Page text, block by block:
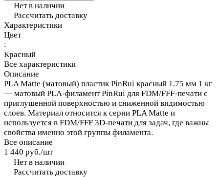
Нет в наличии
Рассчитать доставку
Характеристики
Цвет
:
Красный
Все характеристики
Описание
PLA Matte (матовый) пластик PinRui красный 1.75 мм 1 кг
— матовый PLA-филамент PinRui для FDM/FFF-печати с
приглушенной поверхностью и сниженной видимостью
слоев. Материал относится к серии PLA Matte и
используется в FDM/FFF 3D-печати для задач, где важны
свойства именно этой группы филамента.
Все описание
1 440 руб./шт
Нет в наличии
Рассчитать доставку